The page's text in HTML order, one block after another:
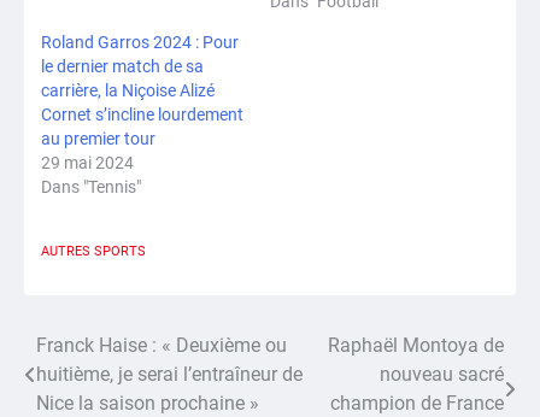
Roland Garros 2024 : Pour
le dernier match de sa
carrière, la Niçoise Alizé
Cornet s’incline lourdement
au premier tour
29 mai 2024
Dans "Tennis"
AUTRES SPORTS
Navigation
de
Franck Haise : « Deuxième ou
huitième, je serai l’entraîneur de
Nice la saison prochaine »
Raphaël Montoya de
nouveau sacré
champion de France